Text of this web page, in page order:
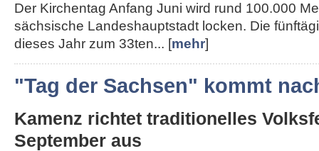
Der Kirchentag Anfang Juni wird rund 100.000
sächsische Landeshauptstadt locken. Die
dieses Jahr zum 33ten... [mehr]
"Tag der Sachsen" kommt
Kamenz richtet traditionelles
September aus